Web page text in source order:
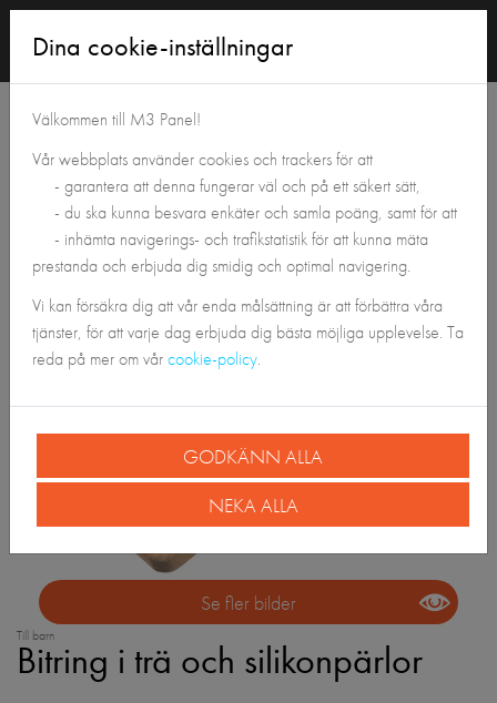
Tillbaka till Panelshoppen
Se fler bilder
Till barn
Bitring i trä och silikonpärlor
Dina cookie-inställningar
Välkommen till M3 Panel!
Vår webbplats använder cookies och trackers för att
- garantera att denna fungerar väl och på ett säkert sätt,
- du ska kunna besvara enkäter och samla poäng, samt för att
- inhämta navigerings- och trafikstatistik för att kunna mäta
prestanda och erbjuda dig smidig och optimal navigering.
Vi kan försäkra dig att vår enda målsättning är att förbättra våra
tjänster, för att varje dag erbjuda dig bästa möjliga upplevelse. Ta
reda på mer om vårcookie-policy.
GODKÄNN ALLA
NEKA ALLA